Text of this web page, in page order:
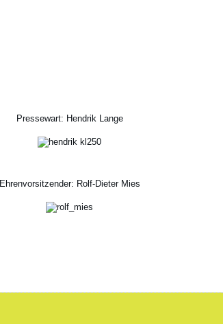
Pressewart: Hendrik Lange
Ehrenvorsitzender: Rolf-Dieter Mies